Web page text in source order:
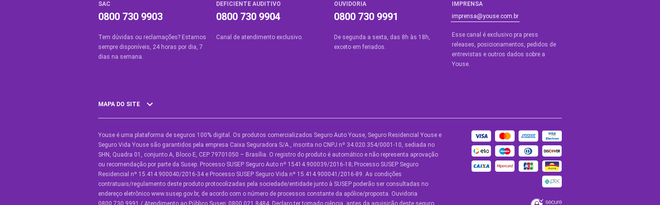
SAC
0800 730 9903
Tem dúvidas ou reclamações? Estamos
sempre disponíveis, 24 horas por dia, 7
dias na semana.
DEFICIENTE AUDITIVO
0800 730 9904
Canal de atendimento exclusivo.
OUVIDORIA
0800 730 9991
De segunda a sexta, das 8h às 18h,
exceto em feriados.
IMPRENSA
imprensa@youse.com.br
Esse canal é exclusivo pra press
releases, posicionamentos, pedidos de
entrevistas e outros dados sobre a
Youse.​
MAPA DO SITE
SEGUROS
Seguro Auto
Seguro Auto para Terceiros
Seguro por Marcas de Carro
OUTROS SERVIÇOS
Youse Friends
Clube de Benefícios
Clube de Oficinas
SOBRE A YOUSE
Quem Somos
Vem Pra Youse
Seguro Online
AJUDA
Central de Ajuda
Política de
Privacidade
BLOGS
Blog Youse
Youse é uma plataforma de seguros 100% digital. Os produtos comercializados Seguro Auto Youse, Seguro Residencial Youse e
Seguro Vida Youse são garantidos pela empresa Caixa Seguradora S/A., inscrita no CNPJ nº 34.020.354/0001-10, sediada no
SHN, Quadra 01, conjunto A, Bloco E, CEP 79701050 – Brasília. O registro do produto é automático e não representa aprovação
ou recomendação por parte da Susep. Processo SUSEP Seguro Auto nº 15414.900039/2016-18; Processo SUSEP Seguro
Residencial nº 15.414.900040/2016-34 e Processo SUSEP Seguro Vida nº 15.414.900041/2016-89. As condições
contratuais/regulamento deste produto protocolizadas pela sociedade/entidade junto à SUSEP poderão ser consultadas no
endereço eletrônico www.susep.gov.br, de acordo com o número de processos constante da apólice/proposta. Ouvidoria
0800.730.9991 / Atendimento ao Público Susep: 0800.021.8484. Declaro ter tomado ciência, antes da aquisição deste seguro,